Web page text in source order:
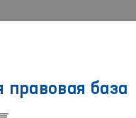
база